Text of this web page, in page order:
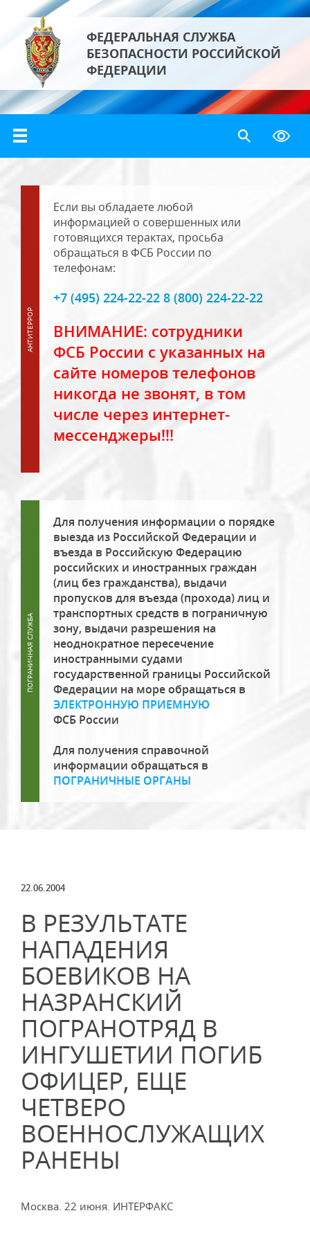
ФЕДЕРАЛЬНАЯ СЛУЖБА
БЕЗОПАСНОСТИ РОССИЙСКОЙ
ФЕДЕРАЦИИ
Если вы обладаете любой
информацией о совершенных или
готовящихся терактах, просьба
обращаться в ФСБ России по
телефонам:
+7 (495) 224-22-22 8 (800) 224-22-22
ВНИМАНИЕ: сотрудники
ФСБ России с указанных на
сайте номеров телефонов
никогда не звонят, в том
числе через интернет-
мессенджеры!!!
Для получения информации о порядке
выезда из Российской Федерации и
въезда в Российскую Федерацию
российских и иностранных граждан
(лиц без гражданства), выдачи
пропусков для въезда (прохода) лиц и
транспортных средств в пограничную
зону, выдачи разрешения на
неоднократное пересечение
иностранными судами
государственной границы Российской
Федерации на море обращаться в
ЭЛЕКТРОННУЮ ПРИЕМНУЮ
ФСБ России
Для получения справочной
информации обращаться в
ПОГРАНИЧНЫЕ ОРГАНЫ
22.06.2004
В РЕЗУЛЬТАТЕ
НАПАДЕНИЯ
БОЕВИКОВ НА
НАЗРАНСКИЙ
ПОГРАНОТРЯД В
ИНГУШЕТИИ ПОГИБ
ОФИЦЕР, ЕЩЕ
ЧЕТВЕРО
ВОЕННОСЛУЖАЩИХ
РАНЕНЫ
Москва. 22 июня. ИНТЕРФАКС